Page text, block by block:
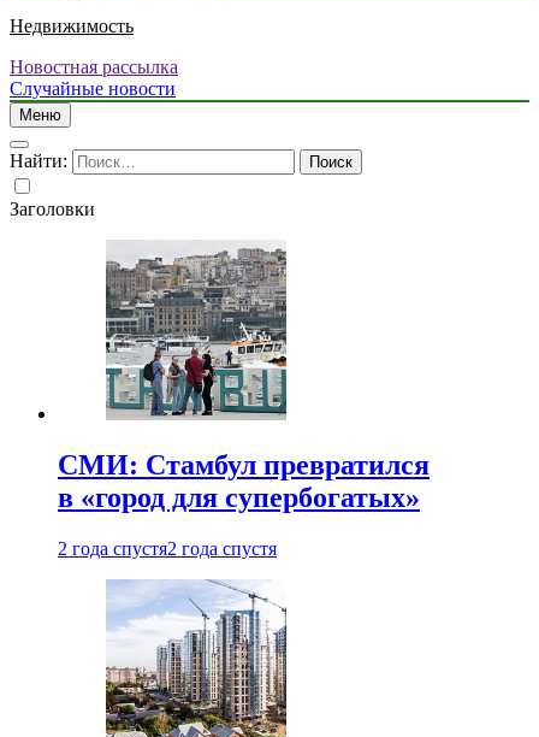
Недвижимость
Новостная рассылка
Случайные новости
Меню
Найти:
Заголовки
СМИ: Стамбул превратился
в «город для супербогатых»
2 года спустя2 года спустя